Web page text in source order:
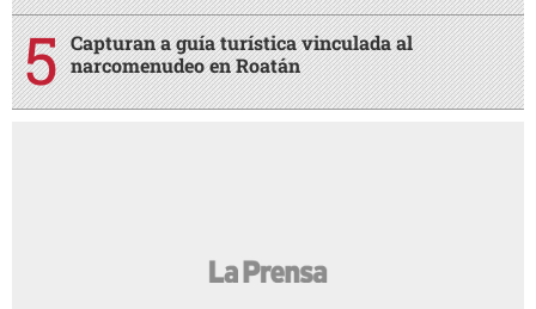
Capturan a guía turística vinculada al
narcomenudeo en Roatán